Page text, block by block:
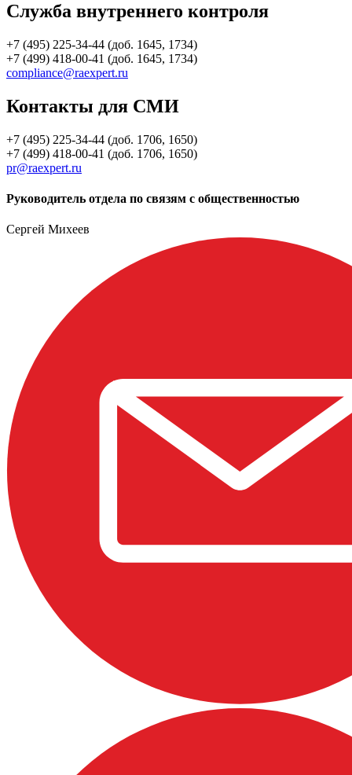
Служба внутреннего контроля
+7 (495) 225-34-44 (доб. 1645, 1734)
+7 (499) 418-00-41 (доб. 1645, 1734)
compliance@raexpert.ru
Контакты для СМИ
+7 (495) 225-34-44 (доб. 1706, 1650)
+7 (499) 418-00-41 (доб. 1706, 1650)
pr@raexpert.ru
Руководитель отдела по связям с общественностью
Сергей Михеев